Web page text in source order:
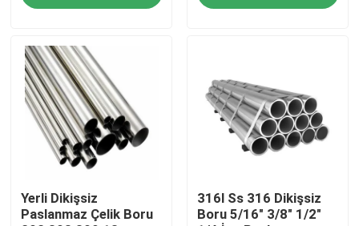
Haberler
Bir teklif isteği
Paslanmaz çelik yuvarlak boru
Paslanmaz Çelik Levha Sac
Yerli Dikişsiz
Paslanmaz Çelik Boru
316l Ss 316 Dikişsiz
Boru 5/16" 3/8" 1/2"